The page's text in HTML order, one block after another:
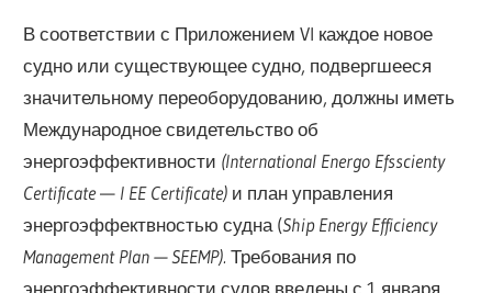
В соответствии с Приложением VI каждое новое
судно или существующее судно, подвергшееся
значительному переоборудованию, должны иметь
Международное свидетельство об
энергоэффективности (International Energo Efsscienty
Certificate— I EE Certificate) и план управления
энергоэффектвностью судна (Ship Energy Efficiency
Management Plan — SEEMP). Требования по